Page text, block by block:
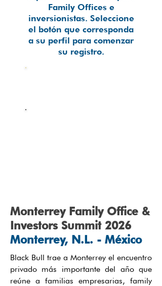
Family Offices e
inversionistas. Seleccione
el botón que corresponda
a su perfil para comenzar
su registro.
Monterrey Family Office &
Investors Summit 2026
Monterrey, N.L. - México
Black Bull trae a Monterrey el encuentro
privado más importante del año que
reúne a familias empresarias, family